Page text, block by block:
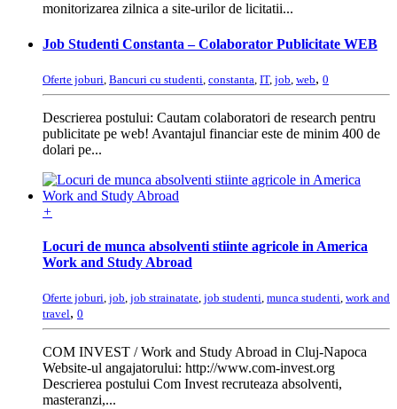
monitorizarea zilnica a site-urilor de licitatii...
Job Studenti Constanta – Colaborator Publicitate WEB
Oferte joburi Bancuri cu studenti constanta IT, job web, 0
Descrierea postului: Cautam colaboratori de research pentru
publicitate pe web! Avantajul financiar este de minim 400 de
dolari pe...
+
Locuri de munca absolventi stiinte agricole in America
Work and Study Abroad
Oferte joburi, job, job strainatate, job studenti, munca studenti, work and
travel, 0
COM INVEST / Work and Study Abroad in Cluj-Napoca
Website-ul angajatorului: http://www.com-invest.org
Descrierea postului Com Invest recruteaza absolventi,
masteranzi,...